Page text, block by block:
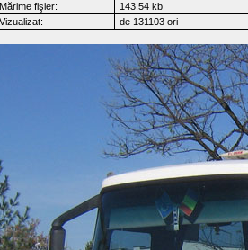
Mărime fişier:
143.54 kb
Vizualizat:
de 131103 ori